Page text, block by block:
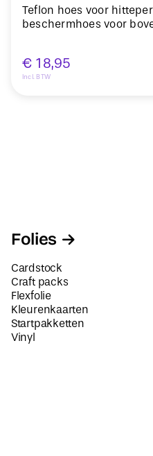
Teflon hoes voor
beschermhoes voor
€ 18,95
Incl. BTW
Folies
Cardstock
Craft packs
Flexfolie
Kleurenkaarten
Startpakketten
Vinyl